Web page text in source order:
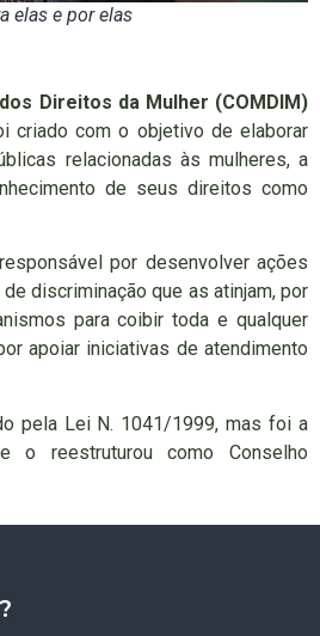
elas e por elas
Direitos da Mulher (COMDIM)
criado com o objetivo de elaborar
relacionadas às mulheres, a
de seus direitos como
por desenvolver ações
discriminação que as atinjam, por
para coibir toda e qualquer
apoiar iniciativas de atendimento
pela Lei N. 1041/1999, mas foi a
o reestruturou como Conselho